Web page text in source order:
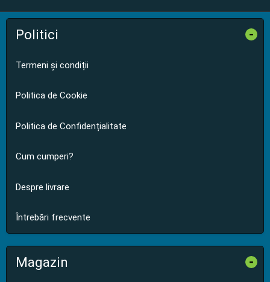
Politici -
Termeni și condiții
Politica de Cookie
Politica de Confidențialitate
Cum cumperi?
Despre livrare
Întrebări frecvente
Magazin -